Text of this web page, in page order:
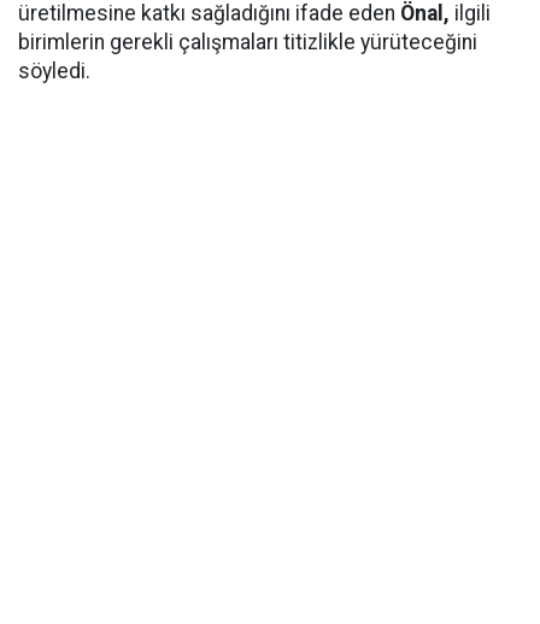
üretilmesine katkı sağladığını ifade eden Önal, ilgili
birimlerin gerekli çalışmaları titizlikle yürüteceğini
söyledi.